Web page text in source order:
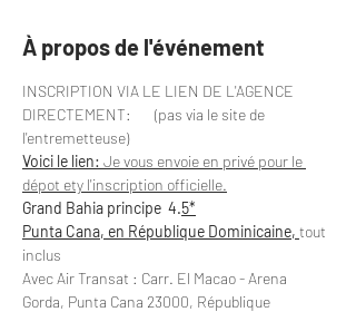
À propos de l'événement
INSCRIPTION VIA LE LIEN DE L'AGENCE
DIRECTEMENT:       (pas via le site de
l'entremetteuse)
Voici le lien: Je vous envoie en privé pour le
dépot ety l'inscription officielle.
Grand Bahia principe  4.5*
Punta Cana, en République Dominicaine, tout
inclus
Avec Air Transat : Carr. El Macao - Arena
Gorda, Punta Cana 23000, République